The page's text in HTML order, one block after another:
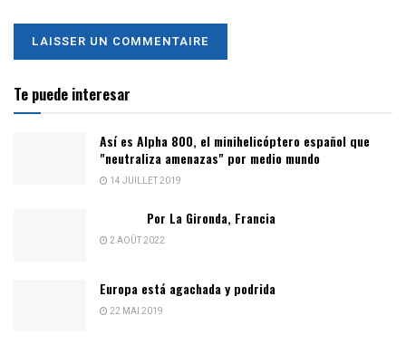
Te puede interesar
Así es Alpha 800, el minihelicóptero español que
"neutraliza amenazas" por medio mundo
14 JUILLET 2019
Por La Gironda, Francia
2 AOÛT 2022
Europa está agachada y podrida
22 MAI 2019